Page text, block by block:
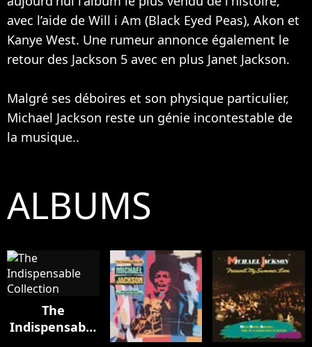
avec l’aide de Will i Am (Black Eyed Peas), Akon et
Kanye West. Une rumeur annonce également le
retour des Jackson 5 avec en plus Janet Jackson.
Malgré ses déboires et son physique particulier,
Michael Jackson reste un génie incontestable de
la musique..
ALBUMS
The
Indispensable